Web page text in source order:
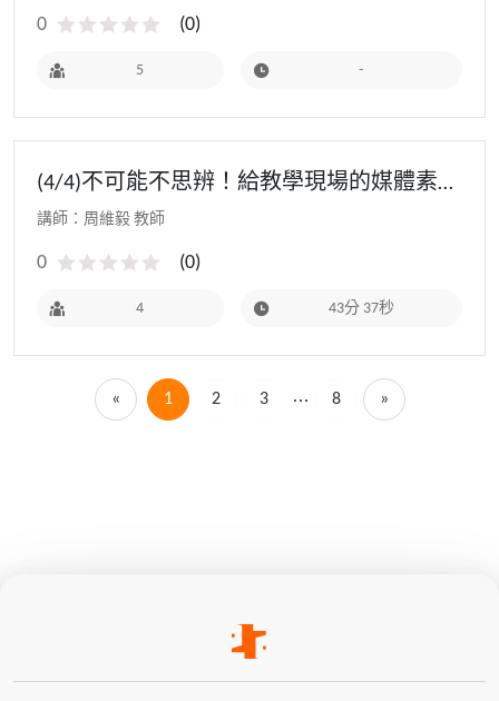
0 (0)
5 -
(4/4)不可能不思辨！給教學現場的媒體素養
課4 - 112教師研習(初階場)
講師：周維毅 教師
0 (0)
4 43分 37秒
« 1 2 3 8 »